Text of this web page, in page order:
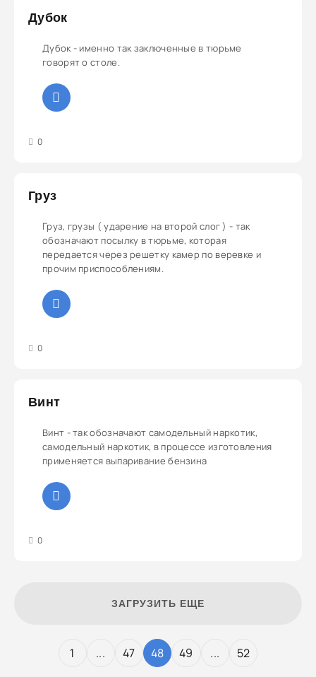
Дубок
Дубок - именно так заключенные в тюрьме
говорят о столе.
0
Груз
Груз, грузы ( ударение на второй слог ) - так
обозначают посылку в тюрьме, которая
передается через решетку камер по веревке и
прочим приспособлениям.
0
Винт
Винт - так обозначают самодельный наркотик,
самодельный наркотик, в процессе изготовления
применяется выпаривание бензина
0
ЗАГРУЗИТЬ ЕЩЕ
1 ... 47 48 49 ... 52